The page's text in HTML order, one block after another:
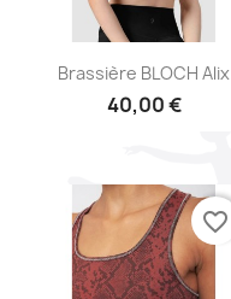
Aperçu rapide
Brassière BLOCH Alix
40,00 €
favorite_border